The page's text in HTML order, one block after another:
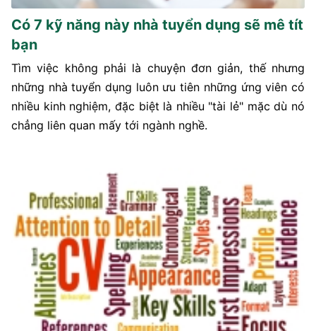
Có 7 kỹ năng này nhà tuyển dụng sẽ mê tít
bạn
Tìm việc không phải là chuyện đơn giản, thế nhưng
những nhà tuyển dụng luôn ưu tiên những ứng viên có
nhiều kinh nghiệm, đặc biệt là nhiều "tài lẻ" mặc dù nó
chẳng liên quan mấy tới ngành nghề.